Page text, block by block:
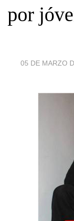
por
05 DE MARZO